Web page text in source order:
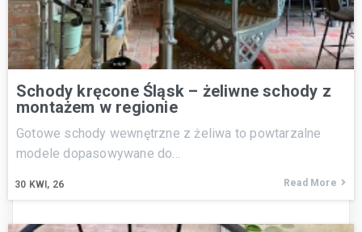
Schody kręcone Śląsk – żeliwne schody z
montażem w regionie
30 KWI, 26
Gotowe schody wewnętrzne z żeliwa to powtarzalne
modele dopasowywane do…
Read More